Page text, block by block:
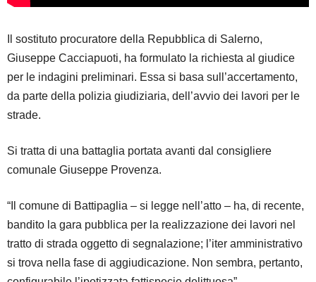
Il sostituto procuratore della Repubblica di Salerno,
Giuseppe Cacciapuoti, ha formulato la richiesta al giudice
per le indagini preliminari. Essa si basa sull’accertamento,
da parte della polizia giudiziaria, dell’avvio dei lavori per le
strade.
Si tratta di una battaglia portata avanti dal consigliere
comunale Giuseppe Provenza.
“Il comune di Battipaglia – si legge nell’atto – ha, di recente,
bandito la gara pubblica per la realizzazione dei lavori nel
tratto di strada oggetto di segnalazione; l’iter amministrativo
si trova nella fase di aggiudicazione. Non sembra, pertanto,